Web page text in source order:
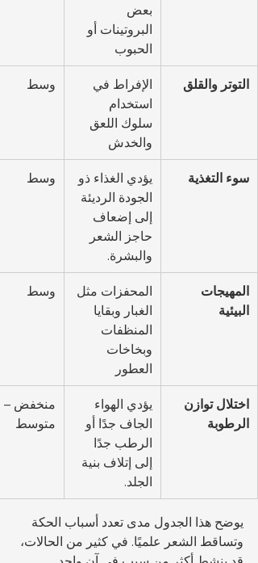
بعض
البروتينات أو
الحبوب
التوتر والقلق
الإفراط في
استخدام
سلوك اللعق
والخدش
وسط
سوء التغذية
يؤدي الغذاء ذو
الجودة الرديئة
إلى إضعاف
حاجز الشعر
والبشرة.
وسط
المهيجات
البيئية
المحفزات مثل
الغبار وبقايا
المنظفات
وبخاخات
العطور
وسط
اختلال توازن
الرطوبة
يؤدي الهواء
الجاف جدًا أو
الرطب جدًا
إلى إتلاف بنية
الجلد.
منخفض –
متوسط
يوضح هذا الجدول مدى تعدد أسباب الحكة
وتساقط الشعر علميًا. في كثير من الحالات،